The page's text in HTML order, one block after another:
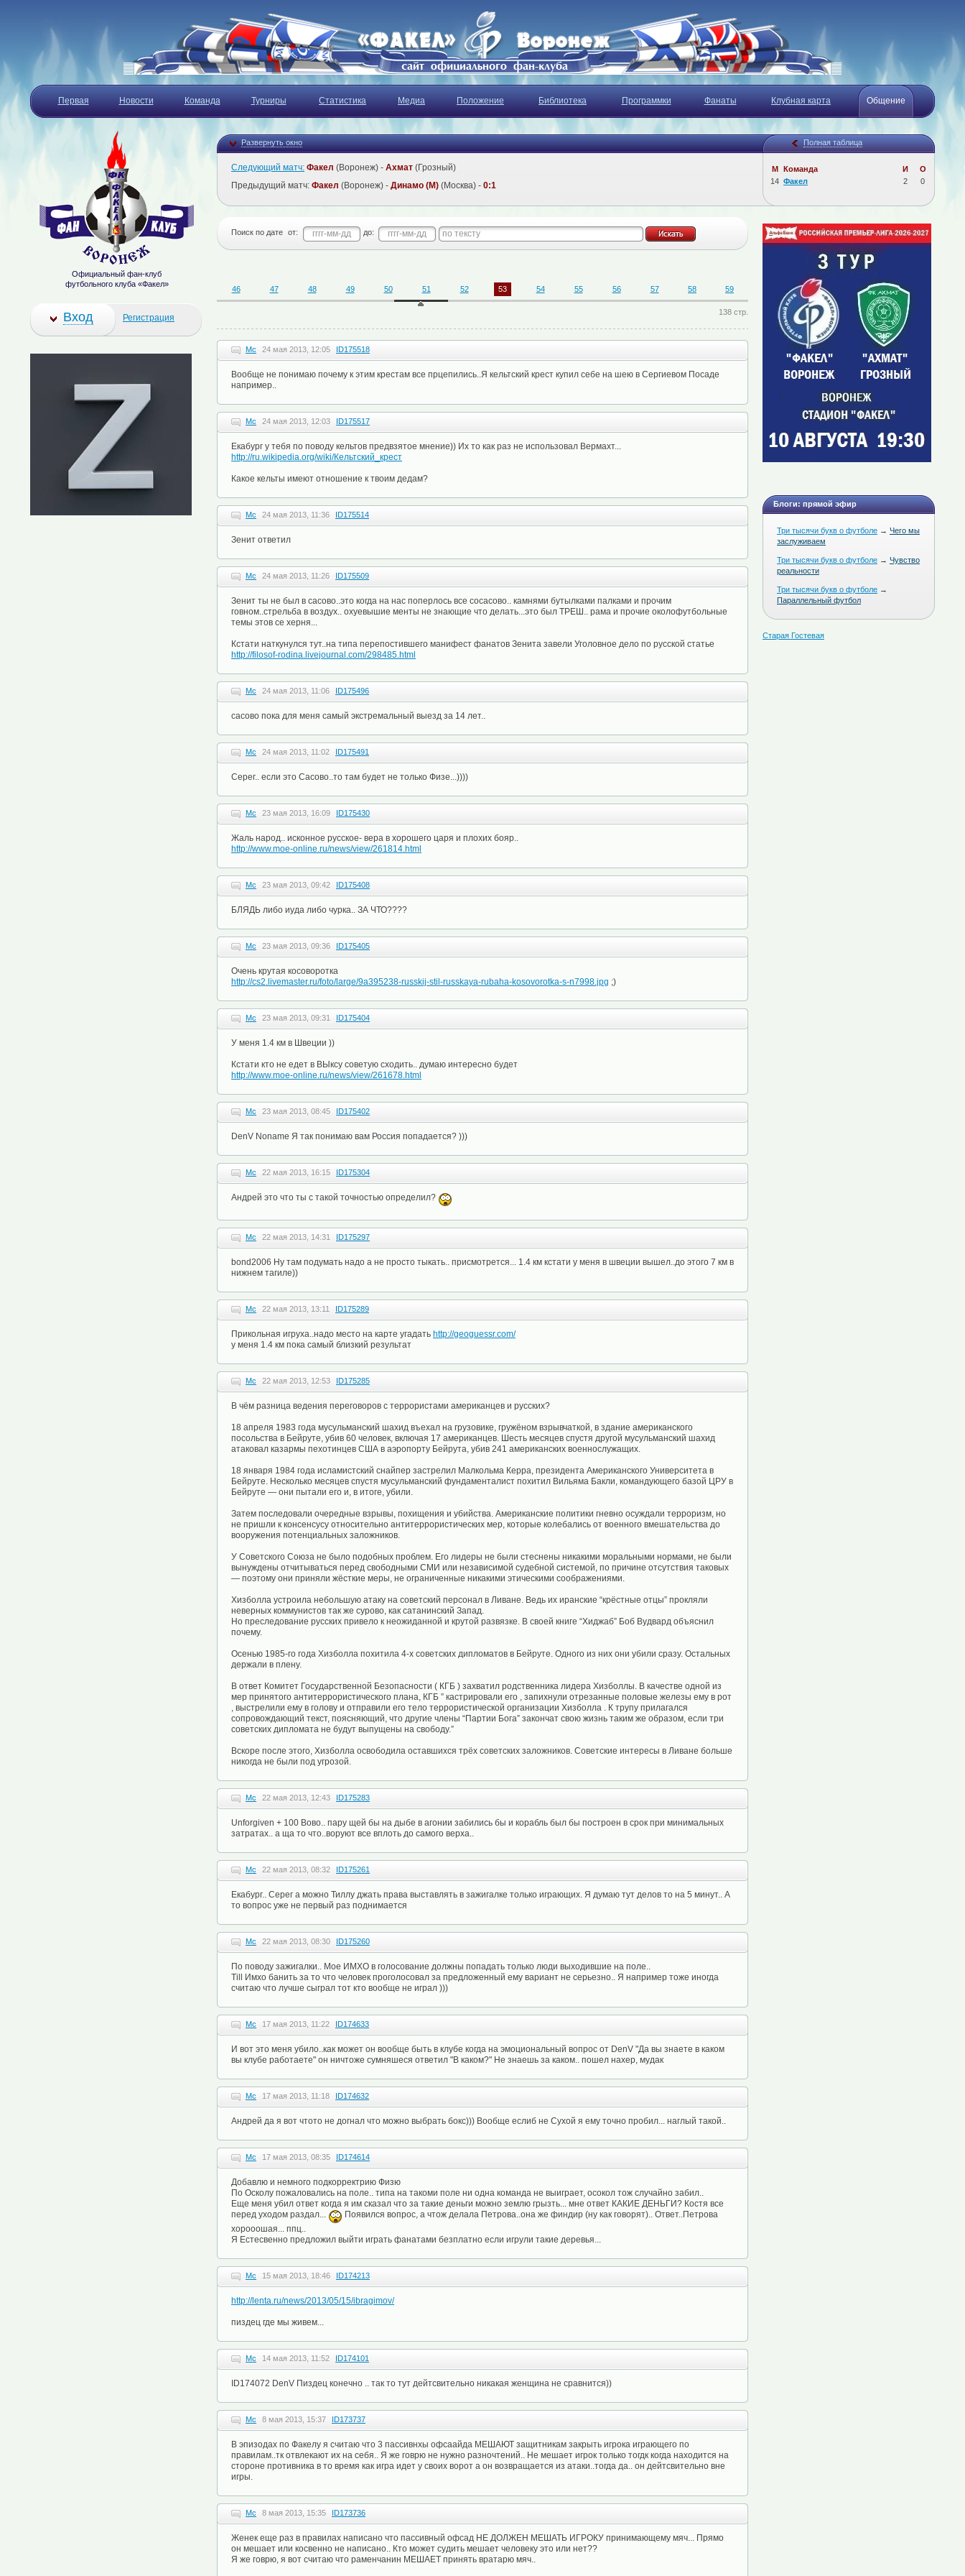
Первая Новости Команда Турниры Статистика Медиа Положение Библиотека Программки Фанаты Клубная карта Общение
Развернуть окно Полная таблица
М Команда И
О
14 Факел 2 0
Следующий матч: Факел (Воронеж) - Ахмат (Грозный)
Предыдущий матч: Факел (Воронеж) - Динамо (М) (Москва) - 0:1
Поиск по дате от: до:
46 47 48 49 50 51 52 53 54 55 56 57 58 59
138 стр.
Mc 24 мая 2013, 12:05 ID175518
Вообще не понимаю почему к этим крестам все прцепились..Я кельтский крест купил себе на шею в Сергиевом Посаде
например..
Mc 24 мая 2013, 12:03 ID175517
Екабург у тебя по поводу кельтов предвзятое мнение)) Их то как раз не использовал Вермахт...
http://ru.wikipedia.org/wiki/Кельтский_крест
Какое кельты имеют отношение к твоим дедам?
Mc 24 мая 2013, 11:36 ID175514
Зенит ответил
Mc 24 мая 2013, 11:26 ID175509
Зенит ты не был в сасово..это когда на нас поперлось все сосасово.. камнями бутылками палками и прочим
говном..стрельба в воздух.. охуевышие менты не знающие что делать...это был ТРЕШ.. рама и прочие околофутбольные
темы этов се херня...
Кстати наткунулся тут..на типа перепостившего манифест фанатов Зенита завели Уголовное дело по русской статье
http://filosof-rodina.livejournal.com/298485.html
Mc 24 мая 2013, 11:06 ID175496
сасово пока для меня самый экстремальный выезд за 14 лет..
Mc 24 мая 2013, 11:02 ID175491
Серег.. если это Сасово..то там будет не только Физе...))))
Mc 23 мая 2013, 16:09 ID175430
Жаль народ.. исконное русское- вера в хорошего царя и плохих бояр..
http://www.moe-online.ru/news/view/261814.html
Mc 23 мая 2013, 09:42 ID175408
БЛЯДЬ либо иуда либо чурка.. ЗА ЧТО????
Mc 23 мая 2013, 09:36 ID175405
Очень крутая косоворотка
http://cs2.livemaster.ru/foto/large/9a395238-russkij-stil-russkaya-rubaha-kosovorotka-s-n7998.jpg ;)
Mc 23 мая 2013, 09:31 ID175404
У меня 1.4 км в Швеции ))
Кстати кто не едет в ВЫксу советую сходить.. думаю интересно будет
http://www.moe-online.ru/news/view/261678.html
Mc 23 мая 2013, 08:45 ID175402
DenV Noname Я так понимаю вам Россия попадается? )))
Mc 22 мая 2013, 16:15 ID175304
Андрей это что ты с такой точностью определил?
Mc 22 мая 2013, 14:31 ID175297
bond2006 Ну там подумать надо а не просто тыкать.. присмотрется... 1.4 км кстати у меня в швеции вышел..до этого 7 км в
нижнем тагиле))
Mc 22 мая 2013, 13:11 ID175289
Прикольная игруха..надо место на карте угадать http://geoguessr.com/
у меня 1.4 км пока самый близкий результат
Mc 22 мая 2013, 12:53 ID175285
В чём разница ведения переговоров с террористами американцев и русских?
18 апреля 1983 года мусульманский шахид въехал на грузовике, гружёном взрывчаткой, в здание американского
посольства в Бейруте, убив 60 человек, включая 17 американцев. Шесть месяцев спустя другой мусульманский шахид
атаковал казармы пехотинцев США в аэропорту Бейрута, убив 241 американских военнослужащих.
18 января 1984 года исламистский снайпер застрелил Малкольма Керра, президента Американского Университета в
Бейруте. Несколько месяцев спустя мусульманский фундаменталист похитил Вильяма Бакли, командующего базой ЦРУ в
Бейруте — они пытали его и, в итоге, убили.
Затем последовали очередные взрывы, похищения и убийства. Американские политики гневно осуждали терроризм, но
не пришли к консенсусу относительно антитеррористических мер, которые колебались от военного вмешательства до
вооружения потенциальных заложников.
У Советского Союза не было подобных проблем. Его лидеры не были стеснены никакими моральными нормами, не были
вынуждены отчитываться перед свободными СМИ или независимой судебной системой, по причине отсутствия таковых
— поэтому они приняли жёсткие меры, не ограниченные никакими этическими соображениями.
Хизболла устроила небольшую атаку на советский персонал в Ливане. Ведь их иранские “крёстные отцы” прокляли
неверных коммунистов так же сурово, как сатанинский Запад.
Но преследование русских привело к неожиданной и крутой развязке. В своей книге “Хиджаб” Боб Вудвард объяснил
почему.
Осенью 1985-го года Хизболла похитила 4-х советских дипломатов в Бейруте. Одного из них они убили сразу. Остальных
держали в плену.
В ответ Комитет Государственной Безопасности ( КГБ ) захватил родственника лидера Хизболлы. В качестве одной из
мер принятого антитеррористического плана, КГБ ” кастрировали его , запихнули отрезанные половые железы ему в рот
, выстрелили ему в голову и отправили его тело террористической организации Хизболла . К трупу прилагался
сопровождающий текст, поясняющий, что другие члены “Партии Бога” закончат свою жизнь таким же образом, если три
советских дипломата не будут выпущены на свободу.”
Вскоре после этого, Хизболла освободила оставшихся трёх советских заложников. Советские интересы в Ливане больше
никогда не были под угрозой.
Mc 22 мая 2013, 12:43 ID175283
Unforgiven + 100 Вово.. пару щей бы на дыбе в агонии забились бы и корабль был бы построен в срок при минимальных
затратах.. а ща то что..воруют все вплоть до самого верха..
Mc 22 мая 2013, 08:32 ID175261
Екабург.. Серег а можно Тиллу джать права выставлять в зажигалке только играющих. Я думаю тут делов то на 5 минут.. А
то вопрос уже не первый раз поднимается
Mc 22 мая 2013, 08:30 ID175260
По поводу зажигалки.. Мое ИМХО в голосование должны попадать только люди выходившие на поле..
Till Имхо банить за то что человек проголосовал за предложенный ему вариант не серьезно.. Я например тоже иногда
считаю что лучше сыграл тот кто вообще не играл )))
Mc 17 мая 2013, 11:22 ID174633
И вот это меня убило..как может он вообще быть в клубе когда на эмоциональный вопрос от DenV "Да вы знаете в каком
вы клубе работаете" он ничтоже сумняшеся ответил "В каком?" Не знаешь за каком.. пошел нахер, мудак
Mc 17 мая 2013, 11:18 ID174632
Андрей да я вот чтото не догнал что можно выбрать бокс))) Вообще еслиб не Сухой я ему точно пробил... наглый такой..
Mc 17 мая 2013, 08:35 ID174614
Добавлю и немного подкорректрию Физю
По Осколу пожаловались на поле.. типа на такоми поле ни одна команда не выиграет, осокол тож случайно забил..
Еще меня убил ответ когда я им сказал что за такие деньги можно землю грызть... мне ответ КАКИЕ ДЕНЬГИ? Костя все
перед уходом раздал...
Появился вопрос, а чтож делала Петрова..она же финдир (ну как говорят).. Ответ..Петрова
хорооошая... ппц..
Я Естесвенно предложил выйти играть фанатами безплатно если игрули такие деревья...
Mc 15 мая 2013, 18:46 ID174213
http://lenta.ru/news/2013/05/15/ibragimov/
пиздец где мы живем...
Mc 14 мая 2013, 11:52 ID174101
ID174072 DenV Пиздец конечно .. так то тут дейтсвительно никакая женщина не сравнится))
Mc 8 мая 2013, 15:37 ID173737
В эпизодах по Факелу я считаю что 3 пассивнхы офсаайда МЕШАЮТ защитникам закрыть игрока играющего по
правилам..тк отвлекают их на себя.. Я же говрю не нужно разночтений.. Не мешает игрок только тогдк когда находится на
стороне противника в то время как игра идет у своих ворот а он возвращается из атаки..тогда да.. он дейтсвительно вне
игры.
Mc 8 мая 2013, 15:35 ID173736
Женек еще раз в правилах написано что пассивный офсад НЕ ДОЛЖЕН МЕШАТЬ ИГРОКУ принимающему мяч... Прямо
он мешает или косвенно не написано.. Кто может судить мешает человеку это или нет??
Я же говрю, я вот считаю что раменчанин МЕШАЕТ принять вратарю мяч..
Блоги: прямой эфир
Три тысячи букв о футболе → Чего мы
заслуживаем
Три тысячи букв о футболе → Чувство
реальности
Три тысячи букв о футболе →
Параллельный футбол
Старая Гостевая
Официальный фан-клуб
футбольного клуба «Факел»
Вход Регистрация